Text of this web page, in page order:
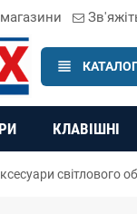
view_headline
КЛАВІШНІ
світлового